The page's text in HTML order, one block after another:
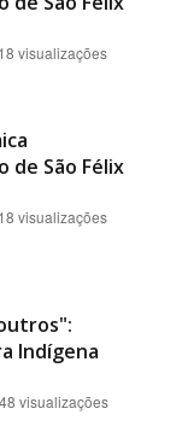
visualizações
de São Félix
visualizações
Indígena
visualizações